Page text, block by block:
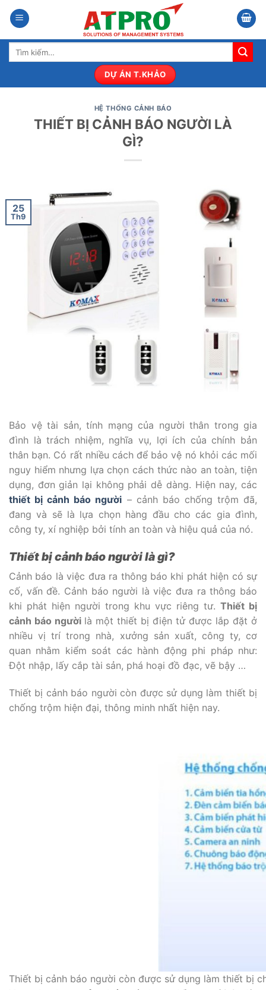
qua
nội
dung
Tìm
DỰ ÁN T.KHẢO
HỆ THỐNG CẢNH BÁO
THIẾT BỊ CẢNH BÁO NGƯỜI LÀ
GÌ?
25
Th9
Bảo vệ tài sản, tính mạng của người thân trong gia
đình là trách nhiệm, nghĩa vụ, lợi ích của chính bản
thân bạn. Có rất nhiều cách để bảo vệ nó khỏi các mối
nguy hiểm nhưng lựa chọn cách thức nào an toàn, tiện
dụng, đơn giản lại không phải dễ dàng. Hiện nay, các
thiết bị cảnh báo người – cảnh báo chống trộm đã,
đang và sẽ là lựa chọn hàng đầu cho các gia đình,
công ty, xí nghiệp bởi tính an toàn và hiệu quả của nó.
Thiết bị cảnh báo người là gì?
Cảnh báo là việc đưa ra thông báo khi phát hiện có sự
cố, vấn đề. Cảnh báo người là việc đưa ra thông báo
khi phát hiện người trong khu vực riêng tư. Thiết bị
cảnh báo người là một thiết bị điện tử được lắp đặt ở
nhiều vị trí trong nhà, xưởng sản xuất, công ty, cơ
quan nhằm kiểm soát các hành động phi pháp như:
Đột nhập, lấy cắp tài sản, phá hoại đồ đạc, vẽ bậy …
Thiết bị cảnh báo người còn được sử dụng làm thiết bị
chống trộm hiện đại, thông minh nhất hiện nay.
Thiết bị cảnh báo người còn được sử dụng làm thiết bị